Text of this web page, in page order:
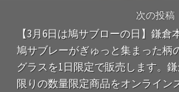
次の投稿
【3月6日は鳩サブローの日】鎌倉
鳩サブレーがぎゅっと集まった柄
グラスを1日限定で販売します。
限りの数量限定商品をオンライン